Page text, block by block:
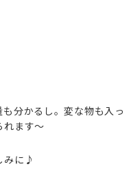
分かるし。変な物も入っ
れます〜
みに♪